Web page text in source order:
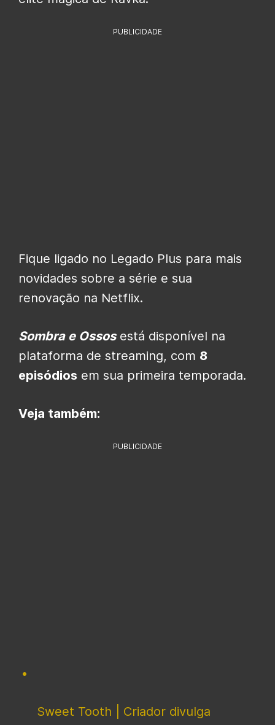
PUBLICIDADE
Fique ligado no Legado Plus para mais
novidades sobre a série e sua
renovação na Netflix.
Sombra e Ossosestá disponível na
plataforma de streaming, com 8
episódios em sua primeira temporada.
Veja também:
PUBLICIDADE
Sweet Tooth | Criador divulga